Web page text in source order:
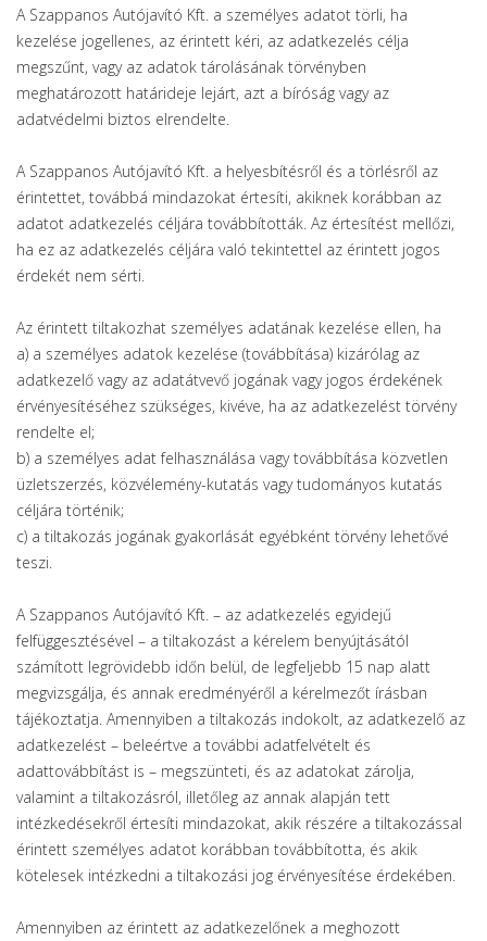
A Szappanos Autójavító Kft. a személyes adatot törli, ha
kezelése jogellenes, az érintett kéri, az adatkezelés célja
megszűnt, vagy az adatok tárolásának törvényben
meghatározott határideje lejárt, azt a bíróság vagy az
adatvédelmi biztos elrendelte.
A Szappanos Autójavító Kft. a helyesbítésről és a törlésről az
érintettet, továbbá mindazokat értesíti, akiknek korábban az
adatot adatkezelés céljára továbbították. Az értesítést mellőzi,
ha ez az adatkezelés céljára való tekintettel az érintett jogos
érdekét nem sérti.
Az érintett tiltakozhat személyes adatának kezelése ellen, ha
a) a személyes adatok kezelése (továbbítása) kizárólag az
adatkezelő vagy az adatátvevő jogának vagy jogos érdekének
érvényesítéséhez szükséges, kivéve, ha az adatkezelést törvény
rendelte el;
b) a személyes adat felhasználása vagy továbbítása közvetlen
üzletszerzés, közvélemény-kutatás vagy tudományos kutatás
céljára történik;
c) a tiltakozás jogának gyakorlását egyébként törvény lehetővé
teszi.
A Szappanos Autójavító Kft. – az adatkezelés egyidejű
felfüggesztésével – a tiltakozást a kérelem benyújtásától
számított legrövidebb időn belül, de legfeljebb 15 nap alatt
megvizsgálja, és annak eredményéről a kérelmezőt írásban
tájékoztatja. Amennyiben a tiltakozás indokolt, az adatkezelő az
adatkezelést – beleértve a további adatfelvételt és
adattovábbítást is – megszünteti, és az adatokat zárolja,
valamint a tiltakozásról, illetőleg az annak alapján tett
intézkedésekről értesíti mindazokat, akik részére a tiltakozással
érintett személyes adatot korábban továbbította, és akik
kötelesek intézkedni a tiltakozási jog érvényesítése érdekében.
Amennyiben az érintett az adatkezelőnek a meghozott